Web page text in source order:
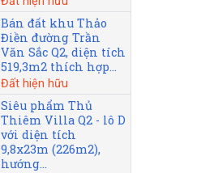
Bán đất khu Thảo
Điền đường Trần
Văn Sắc Q2, diện tích
519,3m2 thích hợp...
Đất hiện hữu
Siêu phẩm Thủ
Thiêm Villa Q2 - lô D
với diện tích
9,8x23m (226m2),
hướng...